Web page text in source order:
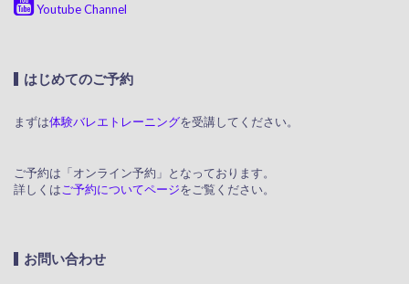
Youtube Channel
はじめてのご予約
まずは体験バレエトレーニングを受講してください。
ご予約は「オンライン予約」となっております。
詳しくは ご予約についてページをご覧ください。
お問い合わせ